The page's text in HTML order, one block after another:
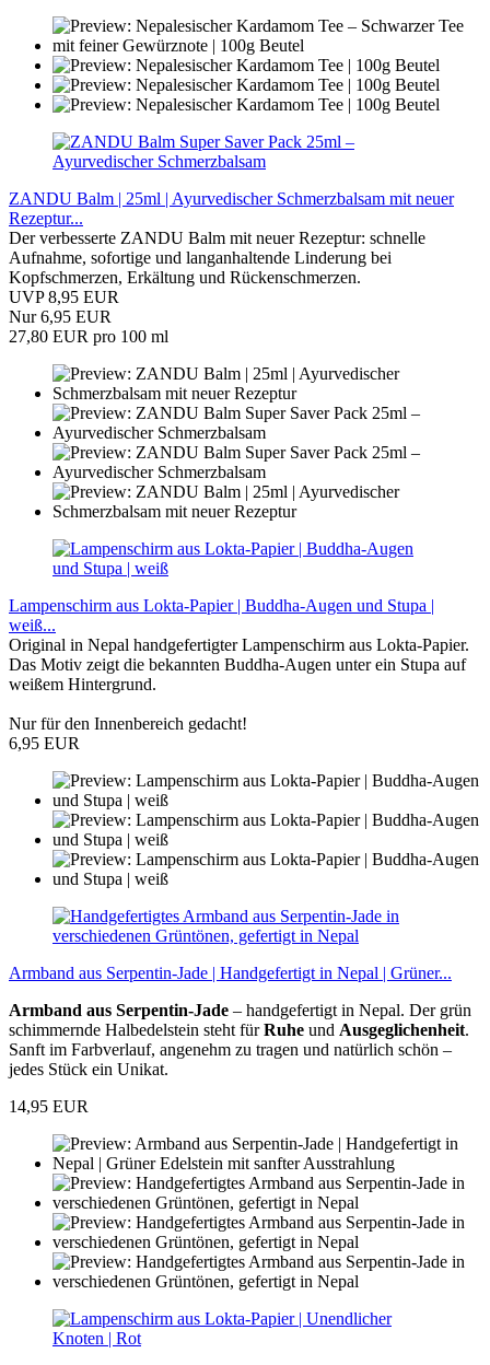
ZANDU Balm | 25ml | Ayurvedischer Schmerzbalsam mit neuer
Rezeptur...
Der verbesserte ZANDU Balm mit neuer Rezeptur: schnelle
Aufnahme, sofortige und langanhaltende Linderung bei
Kopfschmerzen, Erkältung und Rückenschmerzen.
UVP 8,95 EUR
Nur 6,95 EUR
27,80 EUR pro 100 ml
Lampenschirm aus Lokta-Papier | Buddha-Augen und Stupa |
weiß...
Original in Nepal handgefertigter Lampenschirm aus Lokta-Papier.
Das Motiv zeigt die bekannten Buddha-Augen unter ein Stupa auf
weißem Hintergrund.
Nur für den Innenbereich gedacht!
6,95 EUR
Armband aus Serpentin-Jade | Handgefertigt in Nepal | Grüner...
Armband aus Serpentin-Jade – handgefertigt in Nepal. Der grün
schimmernde Halbedelstein steht fürRuhe und Ausgeglichenheit.
Sanft im Farbverlauf, angenehm zu tragen und natürlich schön –
jedes Stück ein Unikat.
14,95 EUR